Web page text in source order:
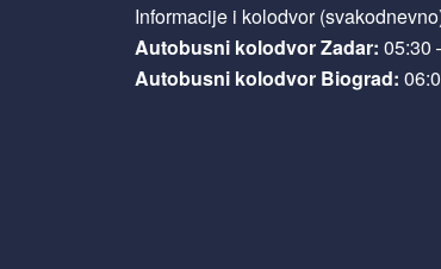
Informacije i kolodvor
Autobusni kolodvor Zadar: 05:30
Autobusni kolodvor Biograd: